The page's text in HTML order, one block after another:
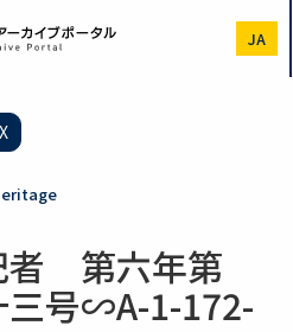
JA
者 第六年第
三号∽A-1-172-